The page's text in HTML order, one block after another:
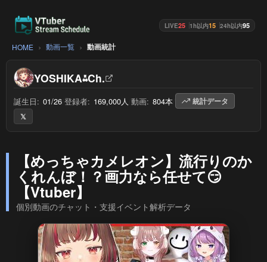
LIVE25 1h以内15 24h以内95
HOME 動画一覧 動画統計
YOSHIKA⁂Ch.
誕生日: 01/26 登録者: 169,000人 動画: 804本
統計データ
𝕏
【めっちゃカメレオン】流行りのか
くれんぼ！？画力なら任せて😏
【Vtuber】
個別動画のチャット・支援イベント解析データ